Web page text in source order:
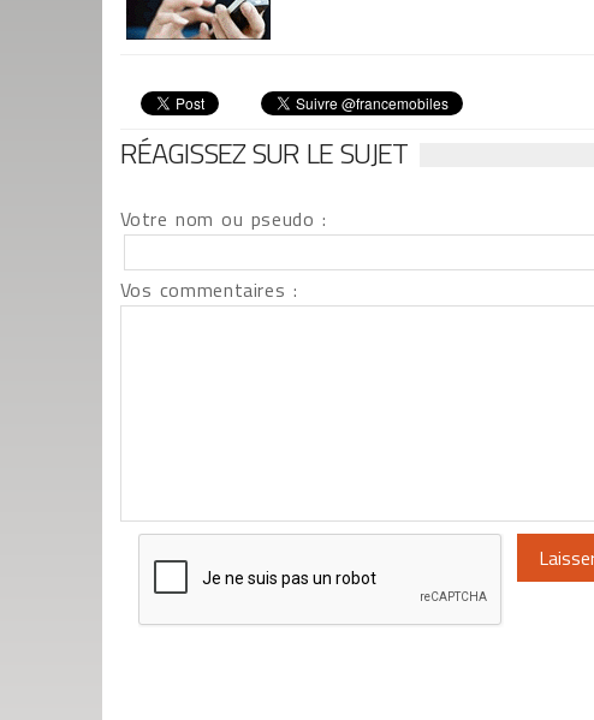
RÉAGISSEZ SUR LE SUJET
Votre nom ou pseudo :
Vos commentaires :